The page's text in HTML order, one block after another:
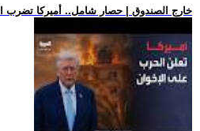
.. خارج الصندوق | حصار شامل.. أميركا تضرب